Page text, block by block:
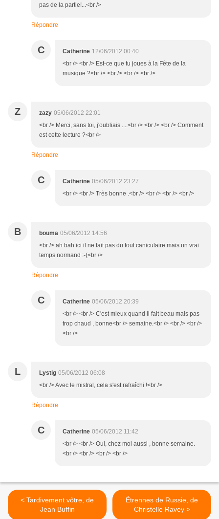
pas de la partie!...<br />
Répondre
C Catherine 12/06/2012 00:40
<br /> <br /> Est-ce que tu joues à la Fête de la
musique ?<br /> <br /> <br /> <br />
Z zazy 05/06/2012 22:01
<br /> Merci, sans toi, j'oubliais ....<br /> <br /> <br /> Comment
est cette lecture ?<br />
Répondre
C Catherine 05/06/2012 23:27
<br /> <br /> Très bonne .<br /> <br /> <br /> <br />
B bouma 05/06/2012 14:56
<br /> ah bah ici il ne fait pas du tout caniculaire mais un vrai
temps normand :-(<br />
Répondre
C Catherine 05/06/2012 20:39
<br /> <br /> C'est mieux quand il fait beau mais pas
trop chaud , bonne<br /> semaine.<br /> <br /> <br />
<br />
L Lystig 05/06/2012 06:08
<br /> Avec le mistral, cela s'est rafraîchi !<br />
Répondre
C Catherine 05/06/2012 11:42
<br /> <br /> Oui, chez moi aussi , bonne semaine.
<br /> <br /> <br /> <br />
< Tardivement vôtre, de
Jean Buffin
Étrennes de Russie, de
Christelle Ravey >